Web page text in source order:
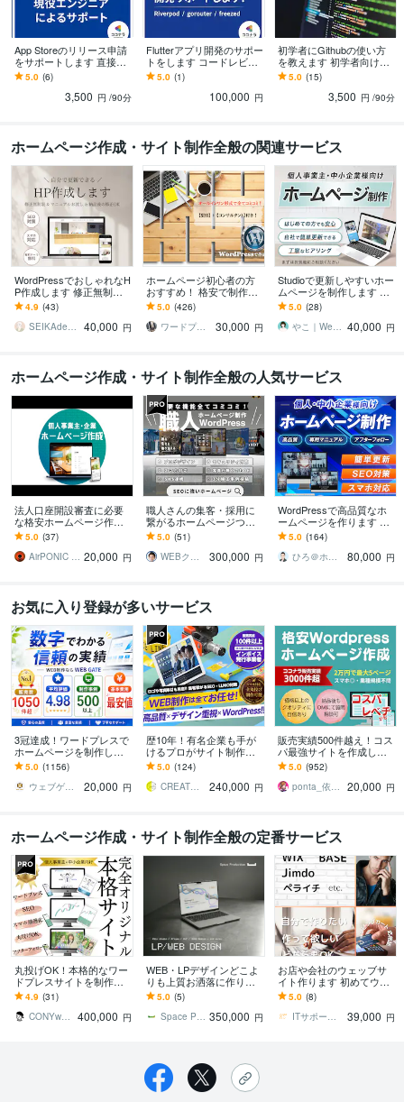
App Storeのリリース申請
をサポートします 直接リ
リース経験者のサポート
を受けれます！
5.0 (6)
3,500 円 /90分
Flutterアプリ開発のサポー
トをします コードレビュ
ーや機能開発を承ります
5.0 (1)
100,000 円
初学者にGithubの使い方
を教えます 初学者向けの
Githubのレクチャー
5.0 (15)
3,500 円 /90分
ホームページ作成・サイト制作全般の関連サービス
WordPressでおしゃれなH
P作成します 修正無制限
で納得のいくデザインに
仕上げます。
4.9 (43)
SEIKAdesign
40,000 円
ホームページ初心者の方
おすすめ！ 格安で制作し
ます 追加料なし | スマホ
対応、問い合わせ、ブロ
グ設置、SEO込
5.0 (426)
ワードプレスPro
30,000 円
Studioで更新しやすいホー
ムページを制作します 中
小企業様、小さなお店・
個人事業のための 伝わる
ホームページ
5.0 (28)
やこ｜Web制作｜Studio専門 40,000 円
ホームページ作成・サイト制作全般の人気サービス
法人口座開設審査に必要
な格安ホームページ作成
します 法人銀行口座開設
審査、webサイト作成、コ
ーポレートサイトに
5.0 (37)
AirPONIC JOHN（ジョン） 20,000 円
職人さんの集客・採用に
繋がるホームページつく
ります 大手ホームページ
制作会社で7年で200社以
上の制作実績！
5.0 (51)
WEBクリエイター ヨシ
300,000 円
WordPressで高品質なホ
ームページを作ります シ
ンプル/SEO/ホームペー
ジ/おしゃれ/スタイリッシ
ュ
5.0 (164)
ひろ＠ホームページ制作
80,000 円
お気に入り登録が多いサービス
3冠達成！ワードプレスで
ホームページを制作しま
す WEB制作＆デザイン部
門1位（販売数・評価数・
お気に入り数）
5.0 (1156)
ウェブゲート
20,000 円
歴10年！有名企業も手が
けるプロがサイト制作し
ます 初心者でも安心★ヒ
アリング重視・要望に沿
って柔軟に対応可能
5.0 (124)
CREATORSZERO
240,000 円
販売実績500件越え！コス
パ最強サイトを作成しま
す 起業、副業、ブログ！
WPで更新楽々！オリジナ
ルデザイン可能
5.0 (952)
ponta_依頼多数のため返信遅れます
20,000 円
ホームページ作成・サイト制作全般の定番サービス
丸投げOK！本格的なワー
ドプレスサイトを制作し
ます 画像作成も料金内！
納品後アフターフォロー1
ヶ月
4.9 (31)
CONYworks
400,000 円
WEB・LPデザインどこよ
りも上質お洒落に作りま
す デザインやUIを変える
と圧倒的に他と差がつ
く！
5.0 (5)
Space Production 350,000 円
お店や会社のウェッブサ
イト作ります 初めてウェ
ブサイトを運用する人を
応援します
5.0 (8)
ITサポーターKUMA222
39,000 円